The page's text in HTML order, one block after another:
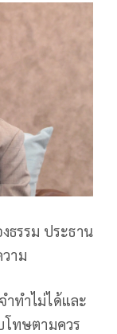
ธรรม ประธาน
าม
ทำไม่ได้และ
โทษตามควร